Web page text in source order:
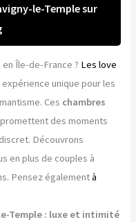
le-Temple sur
Île-de-France ? Les love
unique pour les
Ces chambres
des moments
Découvrons
en plus de couples à
Pensez égalementà
Temple : luxe et intimité